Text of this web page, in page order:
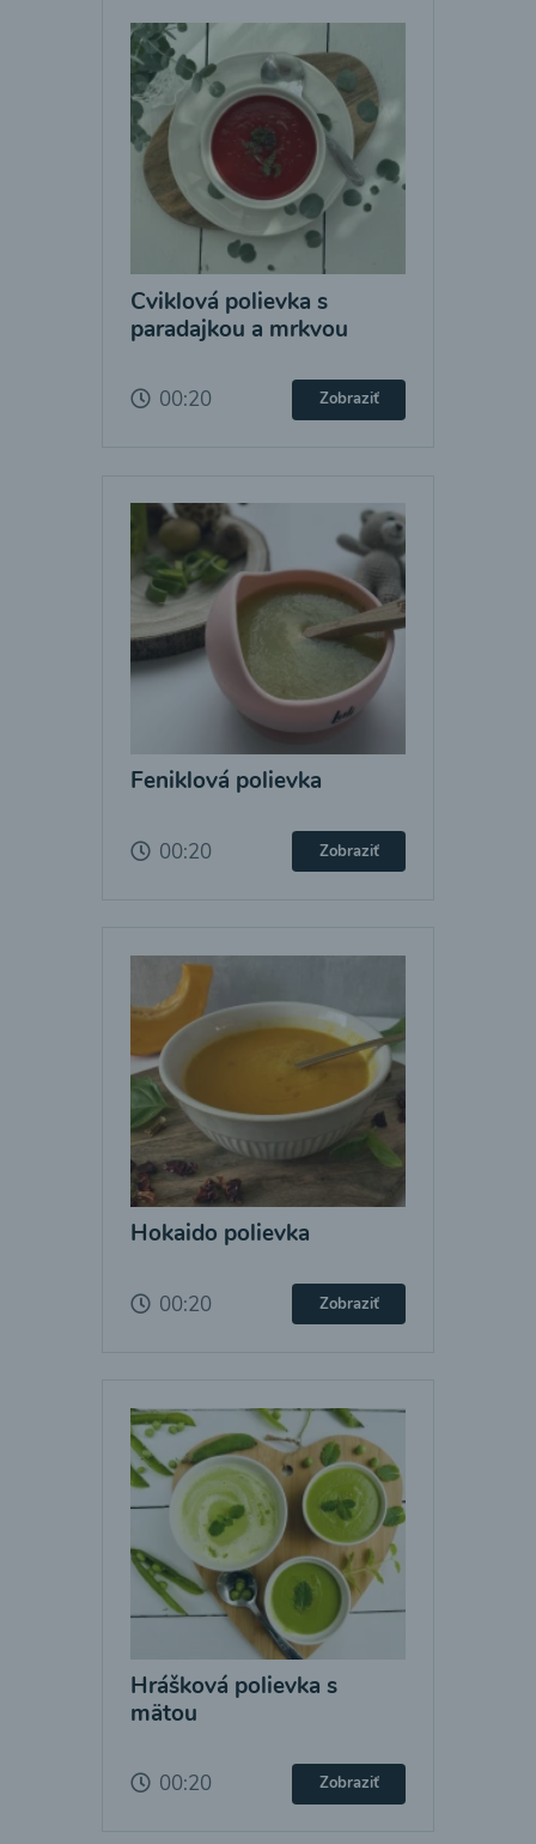
Cviklová polievka s
paradajkou a mrkvou
00:20 Zobraziť
Feniklová polievka
00:20 Zobraziť
Hokaido polievka
00:20 Zobraziť
Hrášková polievka s
mätou
00:20 Zobraziť